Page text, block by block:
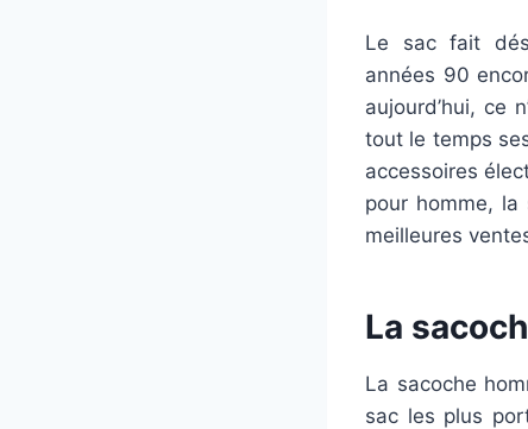
Le sac fait
années 90
aujourd’hui, ce
tout le temps
accessoires
pour homme, la
meilleures
La
La sacoche
sac les plus